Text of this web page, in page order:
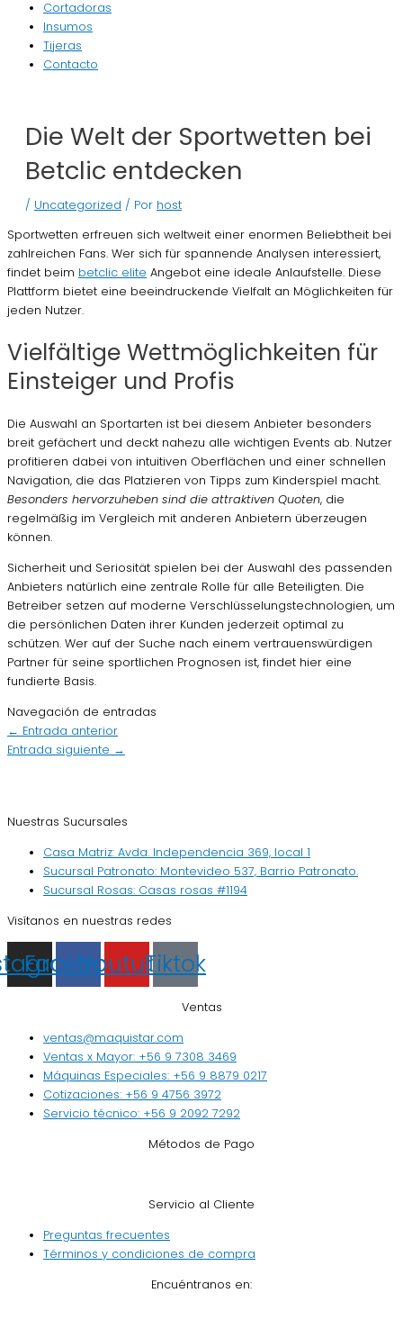
Cortadoras
Insumos
Tijeras
Contacto
Die Welt der Sportwetten bei
Betclic entdecken
/ Uncategorized / Por host
Sportwetten erfreuen sich weltweit einer enormen Beliebtheit bei
zahlreichen Fans. Wer sich für spannende Analysen interessiert,
findet beim betclic elite Angebot eine ideale Anlaufstelle. Diese
Plattform bietet eine beeindruckende Vielfalt an Möglichkeiten für
jeden Nutzer.
Vielfältige Wettmöglichkeiten für
Einsteiger und Profis
Die Auswahl an Sportarten ist bei diesem Anbieter besonders
breit gefächert und deckt nahezu alle wichtigen Events ab. Nutzer
profitieren dabei von intuitiven Oberflächen und einer schnellen
Navigation, die das Platzieren von Tipps zum Kinderspiel macht.
Besonders hervorzuheben sind die attraktiven Quoten, die
regelmäßig im Vergleich mit anderen Anbietern überzeugen
können.
Sicherheit und Seriosität spielen bei der Auswahl des passenden
Anbieters natürlich eine zentrale Rolle für alle Beteiligten. Die
Betreiber setzen auf moderne Verschlüsselungstechnologien, um
die persönlichen Daten ihrer Kunden jederzeit optimal zu
schützen. Wer auf der Suche nach einem vertrauenswürdigen
Partner für seine sportlichen Prognosen ist, findet hier eine
fundierte Basis.
Navegación de entradas
← Entrada anterior
Entrada siguiente →
Nuestras Sucursales
Casa Matriz: Avda. Independencia 369, local 1
Sucursal Patronato: Montevideo 537, Barrio Patronato.
Sucursal Rosas: Casas rosas #1194
Visítanos en nuestras redes
Facebook
YoutubeTiktok
Ventas
ventas@maquistar.com
Ventas x Mayor: +56 9 7308 3469
Máquinas Especiales: +56 9 8879 0217
Cotizaciones: +56 9 4756 3972
Servicio técnico: +56 9 2092 7292
Métodos de Pago
Servicio al Cliente
Preguntas frecuentes
Términos y condiciones de compra
Encuéntranos en: